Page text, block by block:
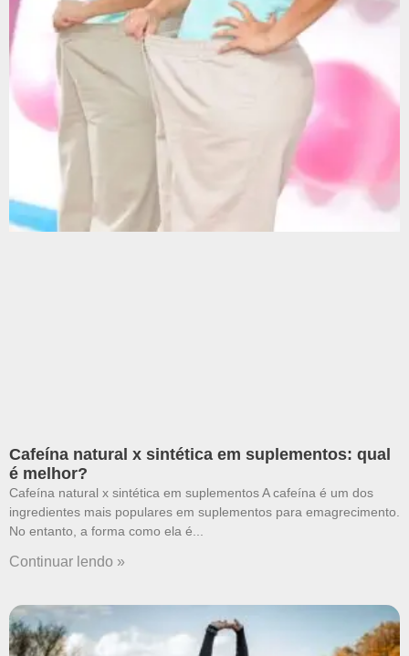
Cafeína natural x sintética em suplementos: qual
é melhor?
Cafeína natural x sintética em suplementos A cafeína é um dos
ingredientes mais populares em suplementos para emagrecimento.
No entanto, a forma como ela é
Continuar lendo »